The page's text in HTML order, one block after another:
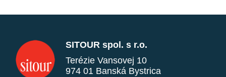
SITOUR spol. s r.o.
Terézie Vansovej 10
974 01 Banská Bystrica